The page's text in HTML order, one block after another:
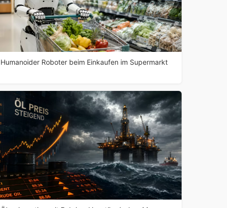
Humanoider Roboter beim Einkaufen im Supermarkt